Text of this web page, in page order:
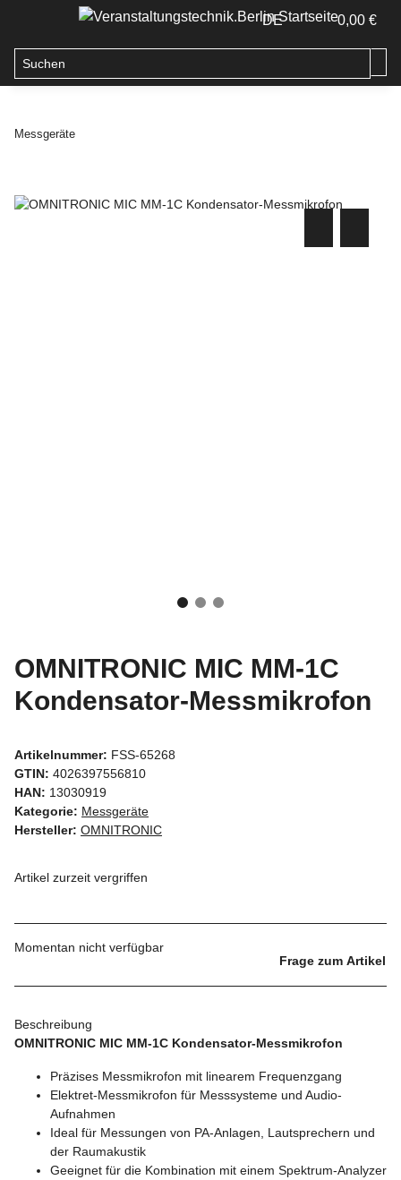
DE 0,00 €
Messgeräte
OMNITRONIC MIC MM-1C
Kondensator-Messmikrofon
Artikelnummer: FSS-65268
GTIN: 4026397556810
HAN: 13030919
Kategorie: Messgeräte
Hersteller: OMNITRONIC
Artikel zurzeit vergriffen
Momentan nicht verfügbar
Frage zum Artikel
Beschreibung
OMNITRONIC MIC MM-1C Kondensator-Messmikrofon
Präzises Messmikrofon mit linearem Frequenzgang
Elektret-Messmikrofon für Messsysteme und Audio-
Aufnahmen
Ideal für Messungen von PA-Anlagen, Lautsprechern und
der Raumakustik
Geeignet für die Kombination mit einem Spektrum-Analyzer